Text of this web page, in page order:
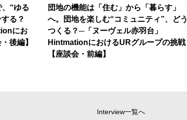
“ゆる
る？
にお
後編】
団地の機能は「住む」から「暮らす」
へ。団地を楽しむ“コミュニティ”、どう
つくる？─「ヌーヴェル赤羽台」
HintmationにおけるURグループの挑戦
【座談会・前編】
Interview一覧へ